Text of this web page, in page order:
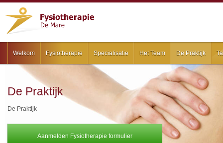
Welkom Fysiotherapie Specialisatie Het Team De Praktijk
Aanmelden Fysiotherapie formulier
De Praktijk
De Praktijk